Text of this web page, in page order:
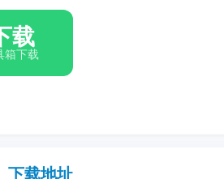
载
箱下载
下载地址